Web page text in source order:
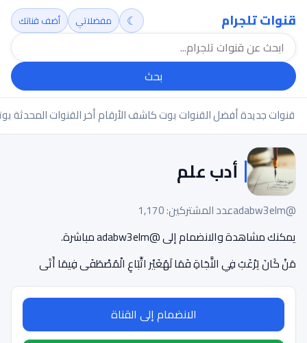
قنوات تلجرام
بحث
☾ مفضلاتي أضف قناتك
قنوات جديدةأفضل القنواتبوت كاشف الأرقامأخر القنوات المحدثة
أدب علم
@adabw3elm
عدد المشتركين: 1,170
يمكنك مشاهدة والانضمام إلى @adabw3elm مباشرة.
مَنْ كَانَ يَرْغَبُ فِي النَّجَاةِ فَمَا لَهُغَيْر اتِّبَاعِ الْمُصْطَفَى فِيمَا أَتَى
الانضمام إلى القناة